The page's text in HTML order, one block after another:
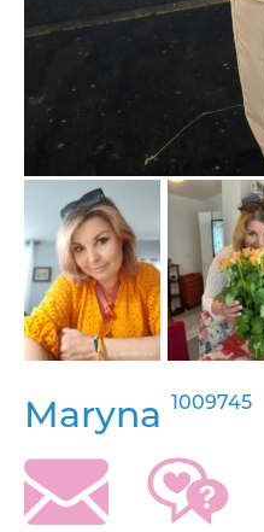
Maryna 1009745